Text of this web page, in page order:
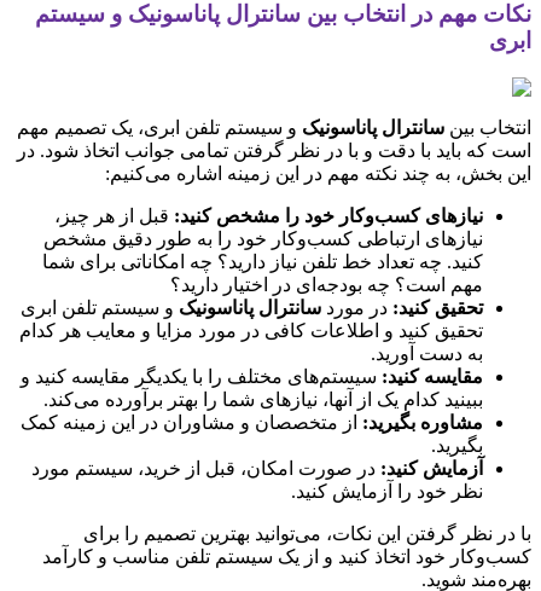
نکات مهم در انتخاب بین سانترال پاناسونیک و سیستم
ابری
انتخاب بین سانترال پاناسونیک و سیستم تلفن ابری، یک تصمیم مهم
است که باید با دقت و با در نظر گرفتن تمامی جوانب اتخاذ شود. در
این بخش، به چند نکته مهم در این زمینه اشاره می‌کنیم:
نیازهای کسب‌وکار خود را مشخص کنید: قبل از هر چیز،
نیازهای ارتباطی کسب‌وکار خود را به طور دقیق مشخص
کنید. چه تعداد خط تلفن نیاز دارید؟ چه امکاناتی برای شما
مهم است؟ چه بودجه‌ای در اختیار دارید؟
تحقیق کنید: در مورد سانترال پاناسونیک و سیستم تلفن ابری
تحقیق کنید و اطلاعات کافی در مورد مزایا و معایب هر کدام
به دست آورید.
مقایسه کنید: سیستم‌های مختلف را با یکدیگر مقایسه کنید و
ببینید کدام یک از آنها، نیازهای شما را بهتر برآورده می‌کند.
مشاوره بگیرید: از متخصصان و مشاوران در این زمینه کمک
بگیرید.
آزمایش کنید: در صورت امکان، قبل از خرید، سیستم مورد
نظر خود را آزمایش کنید.
با در نظر گرفتن این نکات، می‌توانید بهترین تصمیم را برای
کسب‌وکار خود اتخاذ کنید و از یک سیستم تلفن مناسب و کارآمد
بهره‌مند شوید.